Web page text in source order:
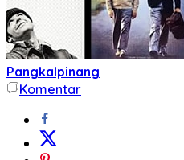
Pangkalpinang
Komentar